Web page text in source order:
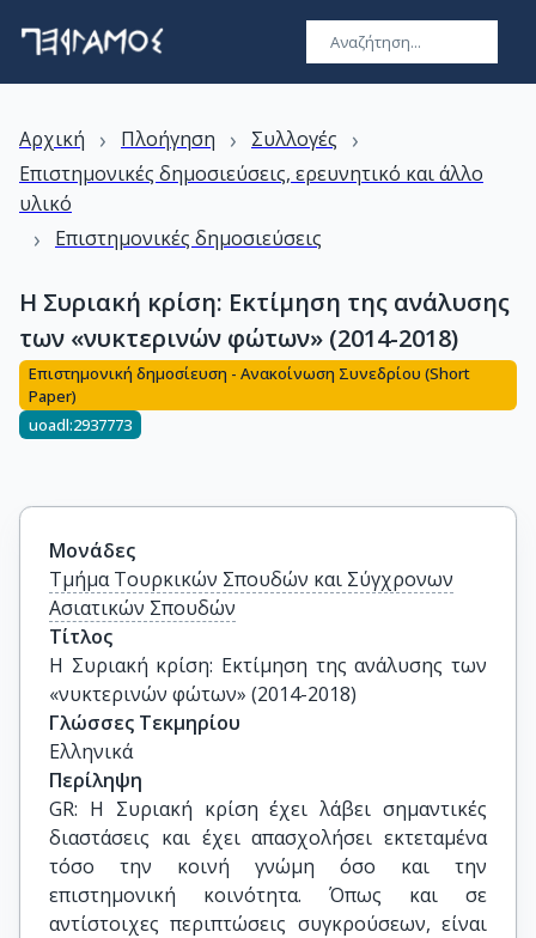
Αρχική › Πλοήγηση › Συλλογές ›
Επιστημονικές δημοσιεύσεις, ερευνητικό και άλλο
υλικό
› Επιστημονικές δημοσιεύσεις
Η Συριακή κρίση: Eκτίµηση της ανάλυσης
των «νυκτερινών φώτων» (2014-2018)
Επιστημονική δημοσίευση - Ανακοίνωση Συνεδρίου (Short
Paper)
uoadl:2937773
Μονάδες
Τμήμα Τουρκικών Σπουδών και Σύγχρονων
Ασιατικών Σπουδών
Τίτλος
Η Συριακή κρίση: Eκτίµηση της ανάλυσης των
«νυκτερινών φώτων» (2014-2018)
Γλώσσες Τεκμηρίου
Ελληνικά
Περίληψη
GR: Η Συριακή κρίση έχει λάβει σηµαντικές
διαστάσεις και έχει απασχολήσει εκτεταµένα
τόσο την κοινή γνώµη όσο και την
επιστηµονική κοινότητα. Όπως και σε
αντίστοιχες περιπτώσεις συγκρούσεων, είναι